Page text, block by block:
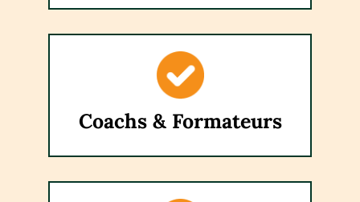
Coachs & Formateurs